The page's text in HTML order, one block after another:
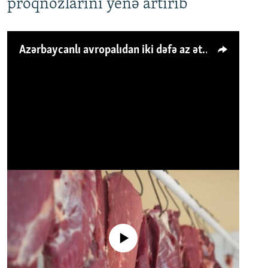
proqnozlarını yenə artırıb
Azərbaycanlı avropalıdan iki dəfə az ət yeyir, amma... 'Qiymət artımı qaçılmazdır'
No media source currently available